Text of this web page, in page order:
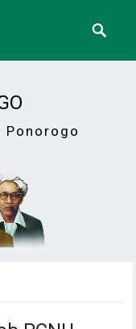
Ponorogo